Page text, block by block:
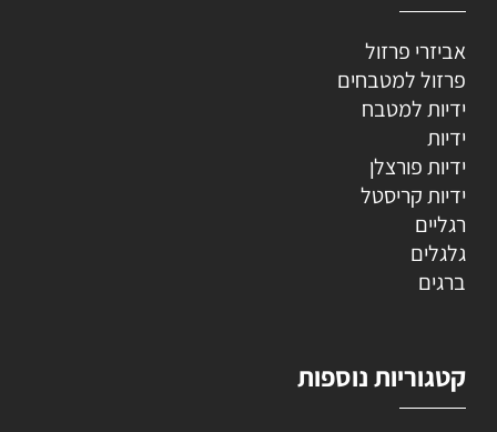
אביזרי פרזול
פרזול למטבחים
ידיות למטבח
ידיות
ידיות פורצלן
ידיות קריסטל
רגליים
גלגלים
ברגים
קטגוריות נוספות